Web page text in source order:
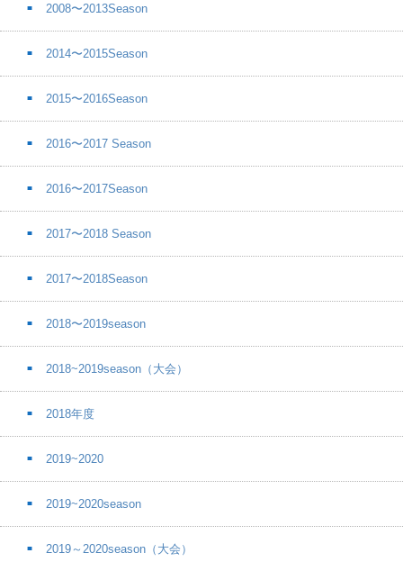
2008〜2013Season
2014〜2015Season
2015〜2016Season
2016〜2017 Season
2016〜2017Season
2017〜2018 Season
2017〜2018Season
2018〜2019season
2018~2019season（大会）
2018年度
2019~2020
2019~2020season
2019～2020season（大会）